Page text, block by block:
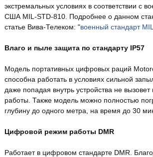
экстремальных условиях в соответствии с
США MIL-STD-810. Подробнее о данном
статье Вива-Телеком: "военный стандарт
Влаго и пыле защита по стандарту IP57
Модель портативных цифровых раций
способна работать в условиях сильной
даже попадая внутрь устройства не
работы. Также модель можно полностью
глубину до одного метра, на время до 30
Цифровой режим работы DMR
Работает в цифровом стандарте DMR.